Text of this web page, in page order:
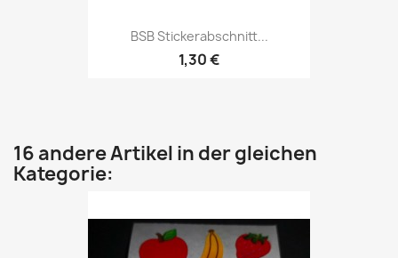
BSB Stickerabschnitt...
1,30 €
16 andere Artikel in der gleichen
Kategorie: